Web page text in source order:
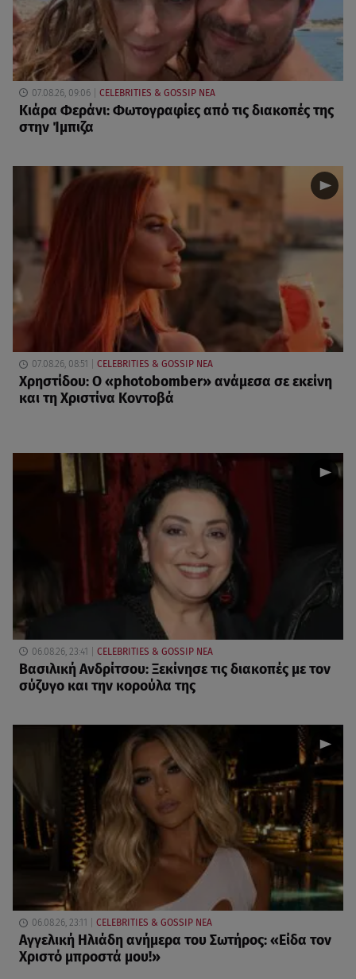
07.08.26, 09:06 CELEBRITIES & GOSSIP ΝΕΑ
Κιάρα Φεράνι: Φωτογραφίες από τις διακοπές της
στην Ίμπιζα
07.08.26, 08:51 CELEBRITIES & GOSSIP ΝΕΑ
Χρηστίδου: Ο «photobomber» ανάμεσα σε εκείνη
και τη Χριστίνα Κοντοβά
06.08.26, 23:41 CELEBRITIES & GOSSIP ΝΕΑ
Βασιλική Ανδρίτσου: Ξεκίνησε τις διακοπές με τον
σύζυγο και την κορούλα της
06.08.26, 23:11 CELEBRITIES & GOSSIP ΝΕΑ
Αγγελική Ηλιάδη ανήμερα του Σωτήρος: «Είδα τον
Χριστό μπροστά μου!»